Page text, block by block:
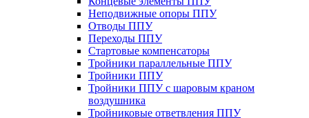
Неподвижные опоры ППУ
Отводы ППУ
Переходы ППУ
Стартовые компенсаторы
Тройники параллельные ППУ
Тройники ППУ
Тройники ППУ с шаровым краном
воздушника
Тройниковые ответвления ППУ